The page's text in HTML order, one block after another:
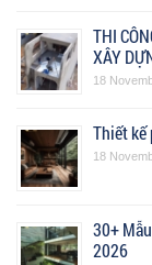
THI
XÂY
18
Thiết kế
18
30+
2026